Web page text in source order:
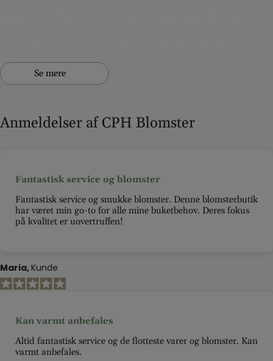
Se mere
Anmeldelser af CPH Blomster
Fantastisk service og blomster
Fantastisk service og smukke blomster. Denne blomsterbutik
har været min go-to for alle mine buketbehov. Deres fokus
på kvalitet er uovertruffen!
Maria Kunde
Kan varmt anbefales
Altid fantastisk service og de flotteste varer og blomster. Kan
varmt anbefales.